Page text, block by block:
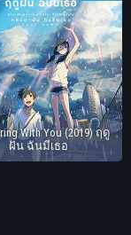
With You (2019) ฤดู
ฝัน ฉันมีเธอ